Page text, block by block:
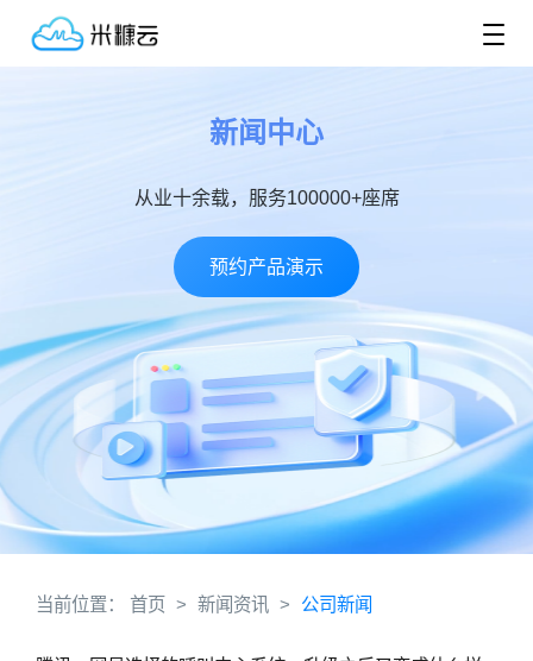
新闻中心
从业十余载，服务100000+座席
预约产品演示
当前位置： 首页 > 新闻资讯 > 公司新闻